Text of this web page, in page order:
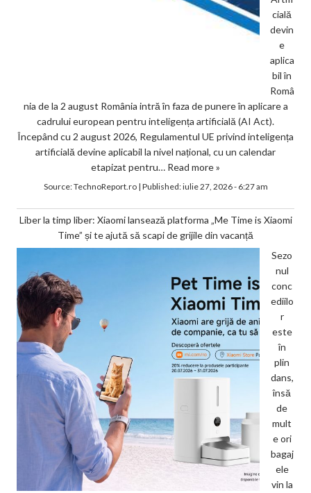
cială
devin
e
aplica
bil în
Româ
nia de la 2 august România intră în faza de punere în aplicare a
cadrului european pentru inteligența artificială (AI Act).
Începând cu 2 august 2026, Regulamentul UE privind inteligența
artificială devine aplicabil la nivel național, cu un calendar
etapizat pentru… Read more »
Source:TechnoReport.ro| Published:iulie 27, 2026 - 6:27 am
Liber la timp liber: Xiaomi lansează platforma „Me Time is Xiaomi
Time” și te ajută să scapi de grijile din vacanță
Sezo
nul
conc
ediilo
r
este
în
plin
dans,
însă
de
mult
e ori
bagaj
ele
vin la